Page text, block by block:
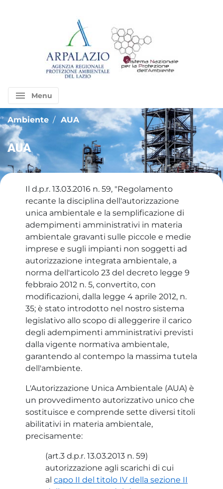
menu Menu
Ambiente AUA
AUA
Il d.p.r. 13.03.2016 n. 59, "Regolamento
recante la disciplina dell'autorizzazione
unica ambientale e la semplificazione di
adempimenti amministrativi in materia
ambientale gravanti sulle piccole e medie
imprese e sugli impianti non soggetti ad
autorizzazione integrata ambientale, a
norma dell'articolo 23 del decreto legge 9
febbraio 2012 n. 5, convertito, con
modificazioni, dalla legge 4 aprile 2012, n.
35; è stato introdotto nel nostro sistema
legislativo allo scopo di alleggerire il carico
degli adempimenti amministrativi previsti
dalla vigente normativa ambientale,
garantendo al contempo la massima tutela
dell'ambiente.
L'Autorizzazione Unica Ambientale (AUA) è
un provvedimento autorizzativo unico che
sostituisce e comprende sette diversi titoli
abilitativi in materia ambientale,
precisamente:
(art.3 d.p.r. 13.03.2013 n. 59)
autorizzazione agli scarichi di cui
al capo II del titolo IV della sezione II